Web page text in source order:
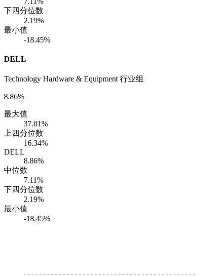
下四分位数
2.19%
最小值
-18.45%
DELL
Technology Hardware & Equipment 行业组
8.86%
最大值
37.01%
上四分位数
16.34%
DELL
8.86%
中位数
7.11%
下四分位数
2.19%
最小值
-18.45%